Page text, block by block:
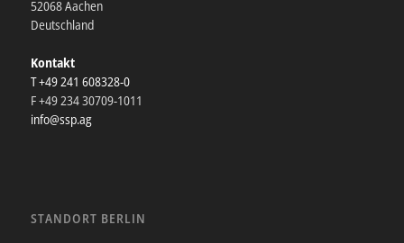
52068 Aachen
Deutschland
Kontakt
T +49 241 608328-0
F +49 234 30709-1011
info@ssp.ag
STANDORT BERLIN